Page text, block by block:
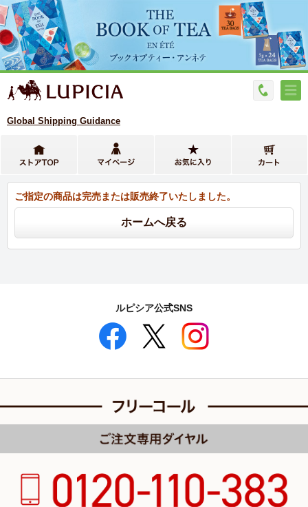
Global Shipping Guidance
ご指定の商品は完売または販売終了いたしました。
ルピシア公式SNS